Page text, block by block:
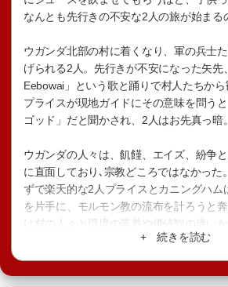
なんとも先行きの不安な2人の旅が始まる
ウガンダ北部の村に着くなり、軍の兵士
げられる2人。先行きが不安になった矢先
Eebowai」という歌と踊りで村人たちから
プライスが現地ガイドにその意味を問う
ゴッド」だと聞かされ、2人はお先真っ暗。
ウガンダの人々は、飢饉、エイズ、紛争
に直面しており､宗教どころではなかった
ずで楽天的な2人プライスとカニングハム
を片手に、モルモン教の流布を計ろうと
は村の人々と環境の落差や価値観の違い
つつも次第に人々を変え、そして自分自身
く・・・。
+ 続きを読む